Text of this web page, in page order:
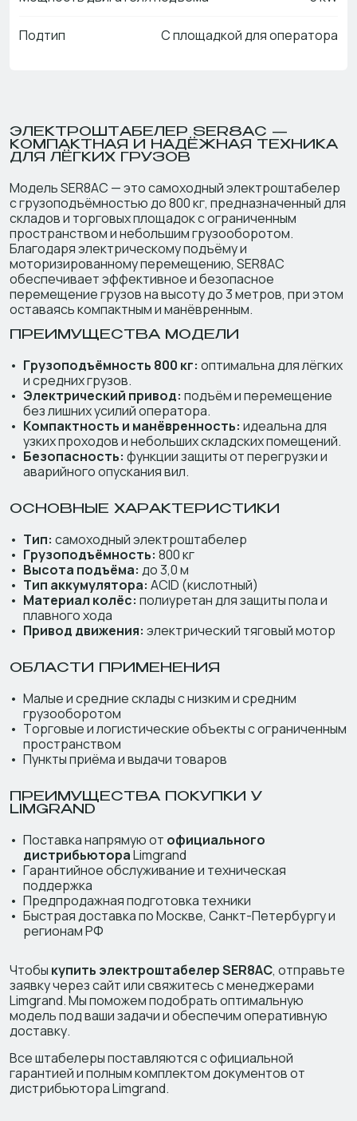
Подтип С площадкой для оператора
ЭЛЕКТРОШТАБЕЛЕР SER8AC —
КОМПАКТНАЯ И НАДЁЖНАЯ ТЕХНИКА
ДЛЯ ЛЁГКИХ ГРУЗОВ
Модель SER8AC — это самоходный электроштабелер
с грузоподъёмностью до 800 кг, предназначенный для
складов и торговых площадок с ограниченным
пространством и небольшим грузооборотом.
Благодаря электрическому подъёму и
моторизированному перемещению, SER8AC
обеспечивает эффективное и безопасное
перемещение грузов на высоту до 3 метров, при этом
оставаясь компактным и манёвренным.
ПРЕИМУЩЕСТВА МОДЕЛИ
Грузоподъёмность 800 кг: оптимальна для лёгких
и средних грузов.
Электрический привод: подъём и перемещение
без лишних усилий оператора.
Компактность и манёвренность: идеальна для
узких проходов и небольших складских помещений.
Безопасность: функции защиты от перегрузки и
аварийного опускания вил.
ОСНОВНЫЕ ХАРАКТЕРИСТИКИ
Тип: самоходный электроштабелер
Грузоподъёмность: 800 кг
Высота подъёма: до 3,0 м
Тип аккумулятора: ACID (кислотный)
Материал колёс: полиуретан для защиты пола и
плавного хода
Привод движения: электрический тяговый мотор
ОБЛАСТИ ПРИМЕНЕНИЯ
Малые и средние склады с низким и средним
грузооборотом
Торговые и логистические объекты с ограниченным
пространством
Пункты приёма и выдачи товаров
ПРЕИМУЩЕСТВА ПОКУПКИ У
LIMGRAND
Поставка напрямую от официального
дистрибьютораLimgrand
Гарантийное обслуживание и техническая
поддержка
Предпродажная подготовка техники
Быстрая доставка по Москве, Санкт-Петербургу и
регионам РФ
Чтобы купить электроштабелер SER8AC, отправьте
заявку через сайт или свяжитесь с менеджерами
Limgrand. Мы поможем подобрать оптимальную
модель под ваши задачи и обеспечим оперативную
доставку.
Все штабелеры поставляются с официальной
гарантией и полным комплектом документов от
дистрибьютора Limgrand.